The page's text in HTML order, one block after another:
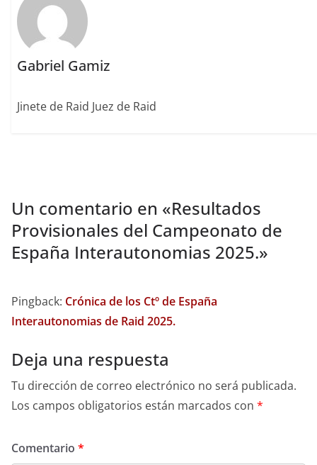
Gabriel Gamiz
Jinete de Raid Juez de Raid
Un comentario en «Resultados
Provisionales del Campeonato de
España Interautonomias 2025.»
Pingback: Crónica de los Ctº de España
Interautonomias de Raid 2025.
Deja una respuesta
Tu dirección de correo electrónico no será publicada.
Los campos obligatorios están marcados con *
Comentario *